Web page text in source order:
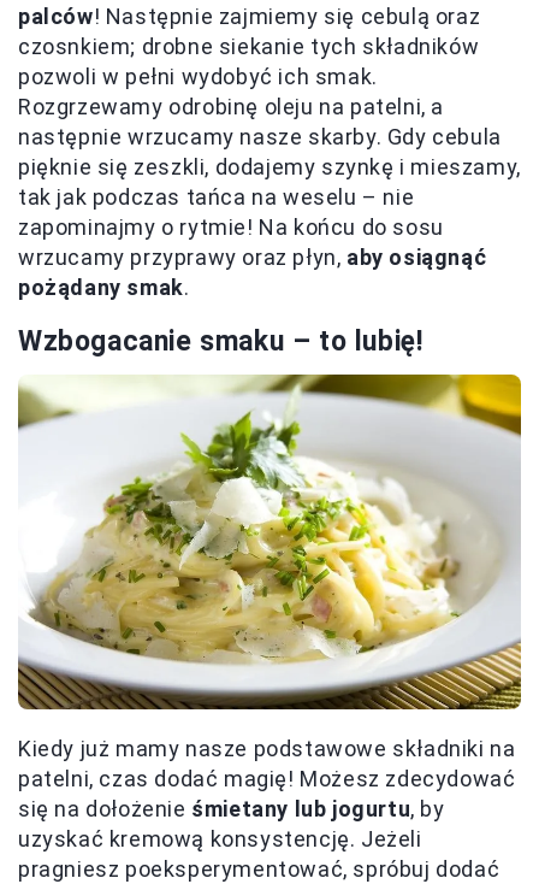
palców! Następnie zajmiemy się cebulą oraz
czosnkiem; drobne siekanie tych składników
pozwoli w pełni wydobyć ich smak.
Rozgrzewamy odrobinę oleju na patelni, a
następnie wrzucamy nasze skarby. Gdy cebula
pięknie się zeszkli, dodajemy szynkę i mieszamy,
tak jak podczas tańca na weselu – nie
zapominajmy o rytmie! Na końcu do sosu
wrzucamy przyprawy oraz płyn, aby osiągnąć
pożądany smak.
Wzbogacanie smaku – to lubię!
Kiedy już mamy nasze podstawowe składniki na
patelni, czas dodać magię! Możesz zdecydować
się na dołożenie śmietany lub jogurtu, by
uzyskać kremową konsystencję. Jeżeli
pragniesz poeksperymentować, spróbuj dodać